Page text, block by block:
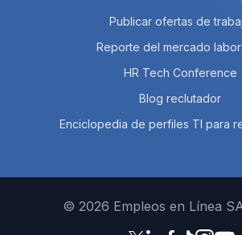
Publicar ofertas de
Reporte del mercado
HR Tech Conference
Blog reclutador
Enciclopedia de perfiles TI para
© 2026 Empleos en Línea